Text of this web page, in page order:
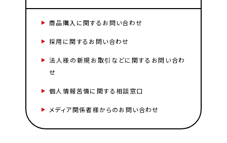
商品購入に関するお問い合わせ
採用に関するお問い合わせ
法人様の新規お取引などに関するお問い合わ
せ
個人情報苦情に関する相談窓口
メディア関係者様からのお問い合わせ